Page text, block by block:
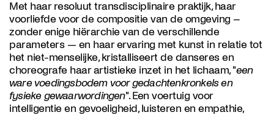
Met haar resoluut transdisciplinaire praktijk, haar
voorliefde voor de compositie van de omgeving –
zonder enige hiërarchie van de verschillende
parameters — en haar ervaring met kunst in relatie tot
het niet-menselijke, kristalliseert de danseres en
choreografe haar artistieke inzet in het lichaam, "een
ware voedingsbodem voor gedachtenkronkels en
fysieke gewaarwordingen". Een voertuig voor
intelligentie en gevoeligheid, luisteren en empathie,